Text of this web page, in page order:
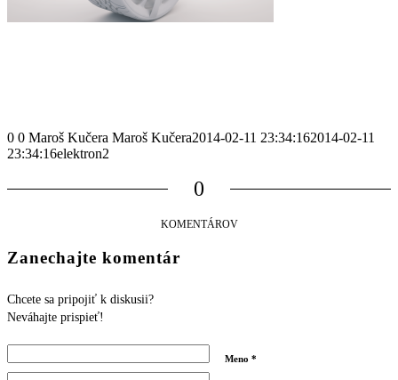
0 0 Maroš Kučera Maroš Kučera2014-02-11 23:34:162014-02-11
23:34:16elektron2
0
KOMENTÁROV
Zanechajte komentár
Chcete sa pripojiť k diskusii?
Neváhajte prispieť!
Meno *